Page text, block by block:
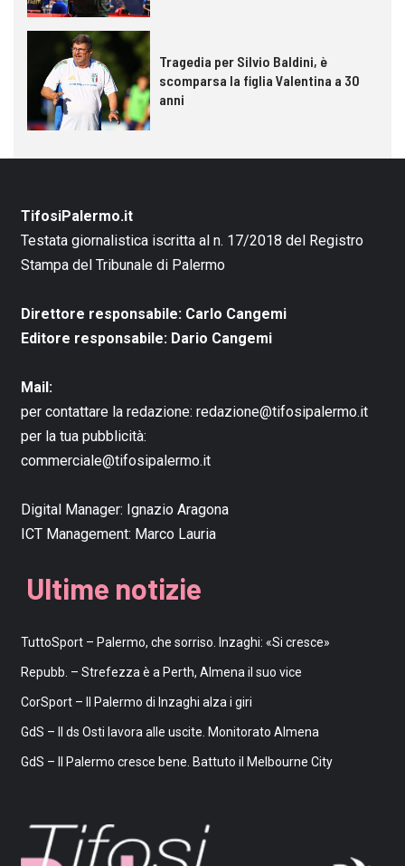
Tragedia per Silvio Baldini, è
scomparsa la figlia Valentina a 30
anni
TifosiPalermo.it
Testata giornalistica iscritta al n. 17/2018 del Registro
Stampa del Tribunale di Palermo
Direttore responsabile: Carlo Cangemi
Editore responsabile: Dario Cangemi
Mail:
per contattare la redazione: redazione@tifosipalermo.it
per la tua pubblicità:
commerciale@tifosipalermo.it
Digital Manager: Ignazio Aragona
ICT Management: Marco Lauria
Ultime notizie
TuttoSport – Palermo, che sorriso. Inzaghi: «Si cresce»
Repubb. – Strefezza è a Perth, Almena il suo vice
CorSport – Il Palermo di Inzaghi alza i giri
GdS – Il ds Osti lavora alle uscite. Monitorato Almena
GdS – Il Palermo cresce bene. Battuto il Melbourne City